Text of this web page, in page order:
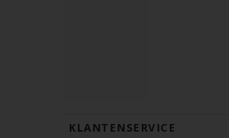
KLANTENSERVICE